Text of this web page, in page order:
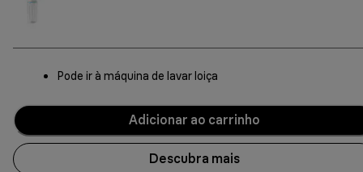
Pode ir à máquina de lavar loiça
Adicionar ao carrinho
Descubra mais